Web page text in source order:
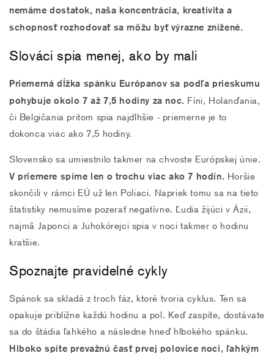
nemáme dostatok, naša koncentrácia, kreativita a
schopnosť rozhodovať sa môžu byť výrazne znížené.
Slováci spia menej, ako by mali
Priemerná dĺžka spánku Európanov sa podľa prieskumu
pohybuje okolo 7 až 7,5 hodiny za noc. Fíni, Holanďania,
či Belgičania pritom spia najdlhšie - priemerne je to
dokonca viac ako 7,5 hodiny.
Slovensko sa umiestnilo takmer na chvoste Európskej únie.
V priemere spíme len o trochu viac ako 7 hodín. Horšie
skončili v rámci EÚ už len Poliaci. Napriek tomu sa na tieto
štatistiky nemusíme pozerať negatívne. Ľudia žijúci v Ázii,
najmä Japonci a Juhokórejci spia v noci takmer o hodinu
kratšie.
Spoznajte pravidelné cykly
Spánok sa skladá z troch fáz, ktoré tvoria cyklus. Ten sa
opakuje približne každú hodinu a pol. Keď zaspíte, dostávate
sa do štádia ľahkého a následne hneď hlbokého spánku.
Hlboko spíte prevažnú časť prvej polovice noci, ľahkým